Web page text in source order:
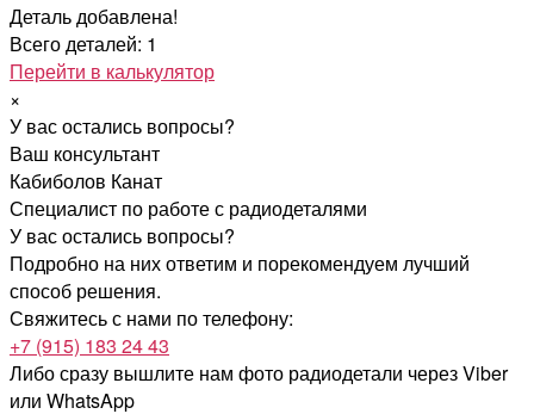
Деталь добавлена!
Всего деталей: 1
Перейти в калькулятор
×
У вас остались вопросы?
Ваш консультант
Кабиболов Канат
Специалист по работе с радиодеталями
У вас остались вопросы?
Подробно на них ответим и порекомендуем лучший
способ решения.
Свяжитесь с нами по телефону:
+7 (915) 183 24 43
Либо сразу вышлите нам фото радиодетали через Viber
или WhatsApp